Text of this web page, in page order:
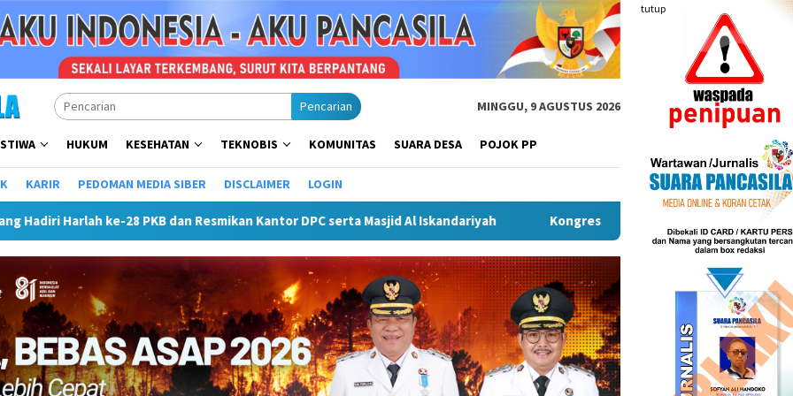
tutup
Pencarian MINGGU, 9 AGUSTUS 2026
HUKUM KESEHATAN TEKNOBIS KOMUNITAS SUARA DESA POJOK PP
KARIR PEDOMAN MEDIA SIBER DISCLAIMER LOGIN
dan Resmikan Kantor DPC serta Masjid Al Iskandariyah Kongres Kebudayaan Nusantara di Malang, Sekda Budiar